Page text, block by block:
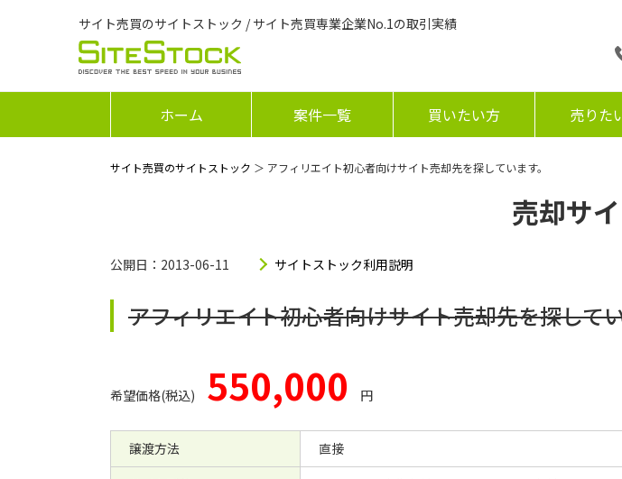
サイト売買のサイトストック / サイト売買専業企業No.1の取引実績
ホーム 案件一覧 買いたい方 売りた
サイト売買のサイトストック ＞ アフィリエイト初心者向けサイト売却先を探しています。
売却サ
公開日：2013-06-11 サイトストック利用説明
アフィリエイト初心者向けサイト売却先を探して
希望価格(税込) 550,000 円
譲渡方法
直接